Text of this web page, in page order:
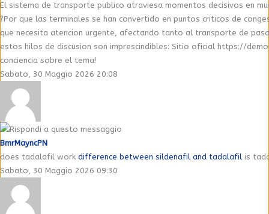
El sistema de transporte publico atraviesa momentos decisivos en
?Por que las terminales se han convertido en puntos criticos de
que necesita atencion urgente, afectando tanto al transporte de
estos hilos de discusion son imprescindibles: Sitio oficial https://
conciencia sobre el tema!
Sabato, 30 Maggio 2026 20:08
BmrMayncPN
does tadalafil work difference between sildenafil and tadalafilis
Sabato, 30 Maggio 2026 09:30